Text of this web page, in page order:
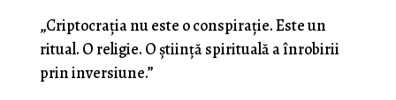
„Criptocrația nu este o conspirație. Este un
ritual. O religie. O știință spirituală a înrobirii
prin inversiune.”